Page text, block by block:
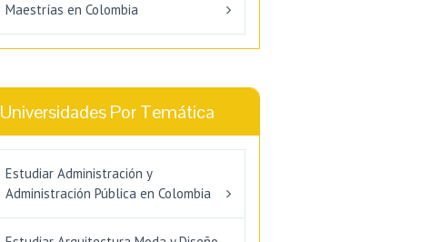
Maestrías en Colombia
Universidades Por Temática
Estudiar Administración y
Administración Pública en Colombia